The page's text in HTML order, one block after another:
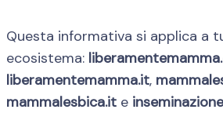
Questa informativa si applica a
ecosistema:
liberamentemamma.it,
mammalesbica.it e